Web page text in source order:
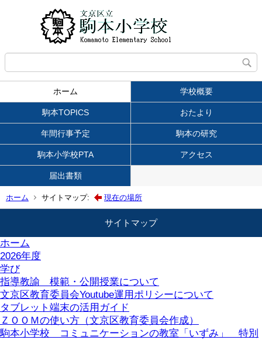
ホーム 学校概要
駒本TOPICS おたより
年間行事予定 駒本の研究
駒本小学校PTA アクセス
届出書類
ホーム サイトマップ: 現在の場所
サイトマップ
ホーム
2026年度
学び
指導教諭 模範・公開授業について
文京区教育委員会Youtube運用ポリシーについて
タブレット端末の活用ガイド
ＺＯＯＭの使い方（文京区教育委員会作成）
駒本小学校 コミュニケーションの教室「いずみ」 特別